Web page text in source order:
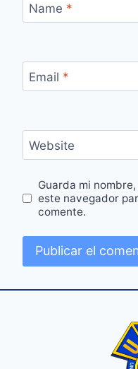
Name *
Email *
Website
Guarda mi
este navegador
comente.